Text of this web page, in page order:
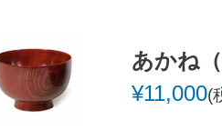
あかね
¥11,000